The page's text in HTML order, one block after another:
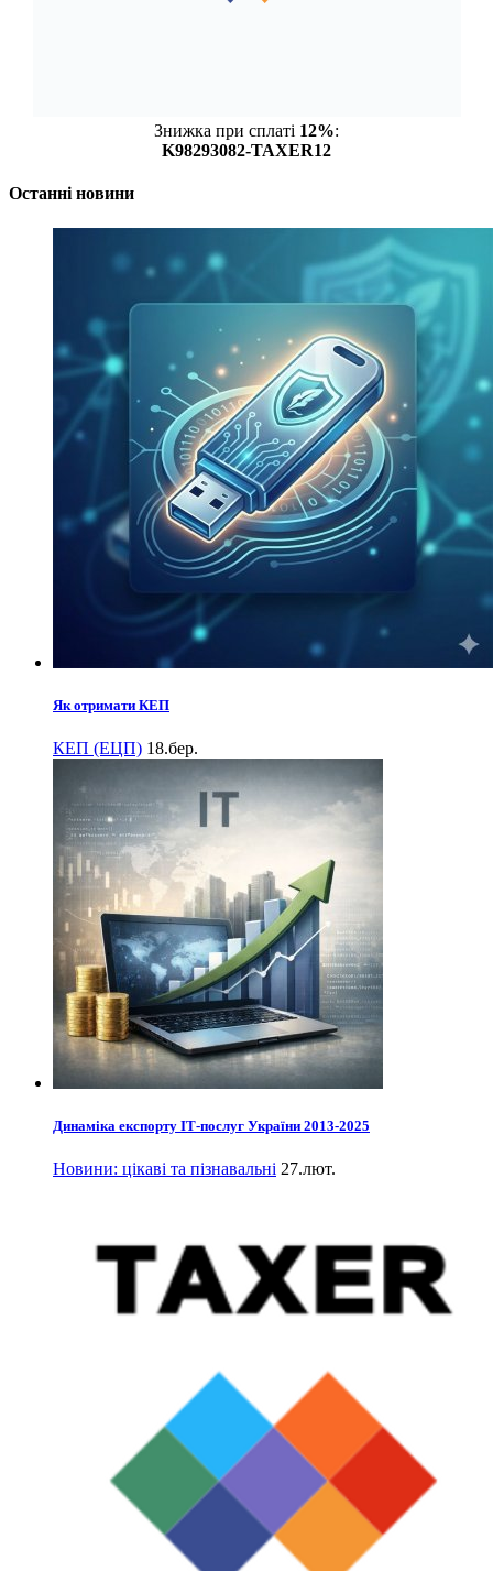
Знижка при сплаті 12%:
K98293082-TAXER12
Останні новини
Як отримати КЕП
КЕП (ЕЦП) 18.бер.
Динаміка експорту ІТ-послуг України 2013-2025
Новини: цікаві та пізнавальні 27.лют.